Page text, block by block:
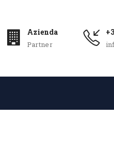
Azienda
Partner